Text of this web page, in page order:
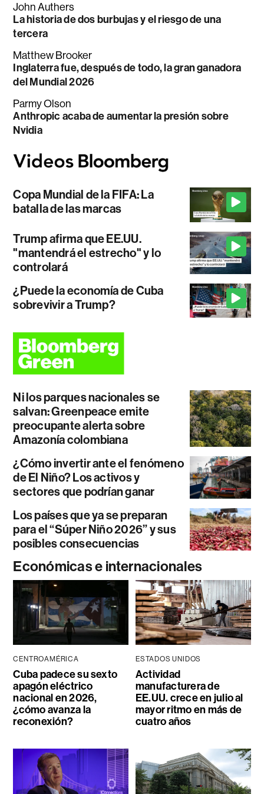
John Authers
La historia de dos burbujas y el riesgo de una
tercera
Matthew Brooker
Inglaterra fue, después de todo, la gran ganadora
del Mundial 2026
Parmy Olson
Anthropic acaba de aumentar la presión sobre
Nvidia
Copa Mundial de la FIFA: La
batalla de las marcas
Trump afirma que EE.UU.
"mantendrá el estrecho" y lo
controlará
¿Puede la economía de Cuba
sobrevivir a Trump?
Ni los parques nacionales se
salvan: Greenpeace emite
preocupante alerta sobre
Amazonía colombiana
¿Cómo invertir ante el fenómeno
de El Niño? Los activos y
sectores que podrían ganar
Los países que ya se preparan
para el “Súper Niño 2026” y sus
posibles consecuencias
Económicas e internacionales
CENTROAMÉRICA
Cuba padece su sexto
apagón eléctrico
nacional en 2026,
¿cómo avanza la
reconexión?
ESTADOS UNIDOS
Actividad
manufacturera de
EE.UU. crece en julio al
mayor ritmo en más de
cuatro años